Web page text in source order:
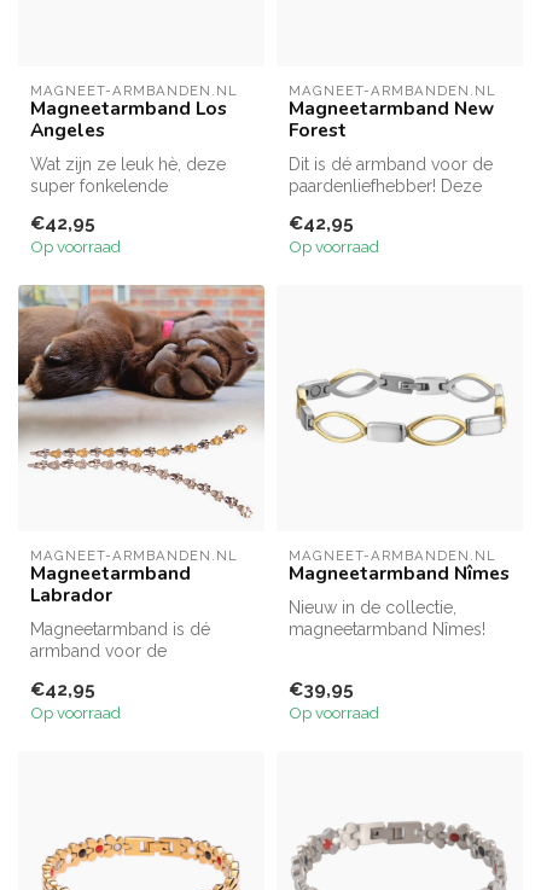
MAGNEET-ARMBANDEN.NL
Magneetarmband Los
Angeles
Wat zijn ze leuk hè, deze
super fonkelende
€42,95
Op voorraad
MAGNEET-ARMBANDEN.NL
Magneetarmband New
Forest
Dit is dé armband voor de
paardenliefhebber! Deze
pra...
€42,95
Op voorraad
MAGNEET-ARMBANDEN.NL
Magneetarmband
Labrador
Magneetarmband is dé
armband voor de
armband bestaat ui...
€42,95
Op voorraad
MAGNEET-ARMBANDEN.NL
Magneetarmband Nîmes
Nieuw in de collectie,
magneetarmband Nîmes!
€39,95
Op voorraad